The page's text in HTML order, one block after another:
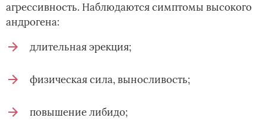
агрессивность. Наблюдаются симптомы высокого
андрогена:
длительная эрекция;
физическая сила, выносливость;
повышение либидо;